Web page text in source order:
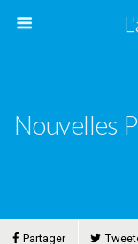
Nouvelles
Partager